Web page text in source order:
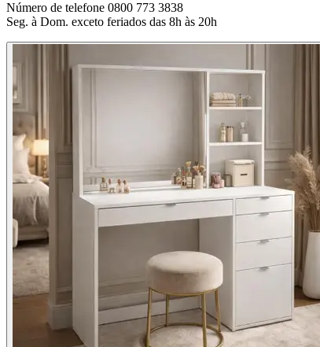
Número de telefone 0800 773 3838
Seg. à Dom. exceto feriados das 8h às 20h